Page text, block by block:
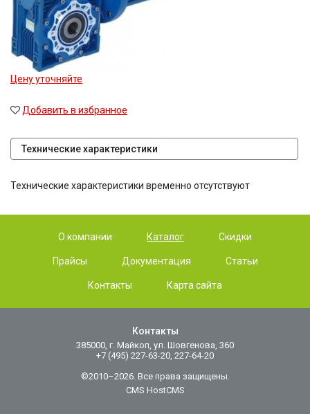
Цену уточняйте
Добавить в избранное
Технические характеристики
Технические характеристики временно отсутствуют
О компании Каталог Скидки
Прайсы Документация Статьи
Контакты Карта сайта
Контакты
385000, г. Майкоп, ул. Шовгенова, 360
+7 (495) 227-63-20, 227-64-20
©2010–2026. Все права защищены.
CMS HostCMS